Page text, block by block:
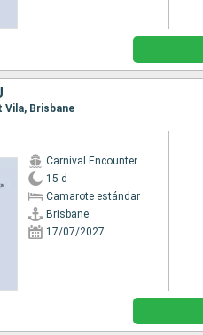
Vila, Brisbane
Carnival Encounter
15 d
Camarote estándar
Brisbane
17/07/2027